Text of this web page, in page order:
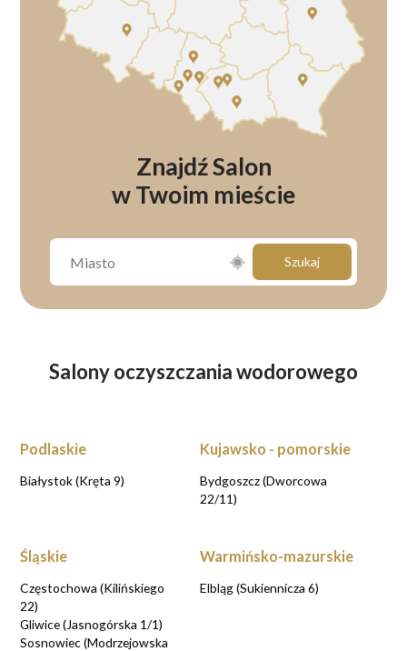
Znajdź Salon
w Twoim mieście
Szukaj
Salony oczyszczania wodorowego
Podlaskie
Białystok (Kręta 9)
Kujawsko - pomorskie
Bydgoszcz (Dworcowa
22/11)
Śląskie
Częstochowa (Kilińskiego
22)
Gliwice (Jasnogórska 1/1)
Sosnowiec (Modrzejowska
Warmińsko-mazurskie
Elbląg (Sukiennicza 6)